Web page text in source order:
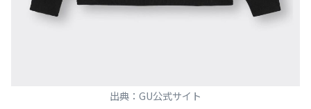
出典：GU公式サイト